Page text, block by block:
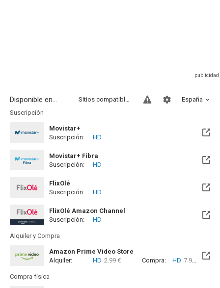
Disponible en... España
Sitios compatibles
Suscripción
Movistar+
Disponible hasta el Mié, 14 Oct 2026 (Quedan 2 meses)
Suscripción: HD
Movistar+ Fibra
Disponible hasta el Mié, 14 Oct 2026 (Quedan 2 meses)
Suscripción: HD
FlixOlé
Suscripción:
HD
FlixOlé Amazon Channel
Suscripción:
HD
Alquiler y Compra
Amazon Prime Video Store
Alquiler:
HD 2.99 € Compra: HD 7.99 €
Compra física